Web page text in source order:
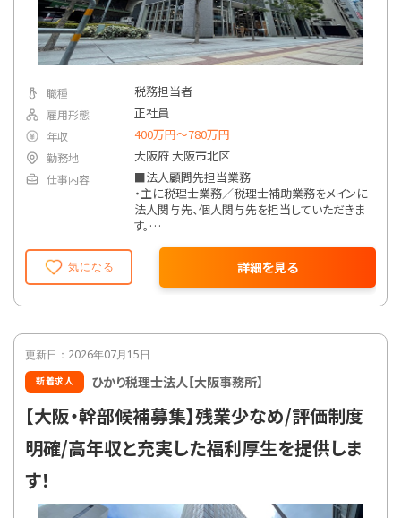
気になる 詳細を見る
職種 税務担当者
雇用形態 正社員
年収 400万円〜780万円
勤務地 大阪府 大阪市北区
仕事内容
■法人顧問先担当業務
・主に税理士業務／税理士補助業務をメインに
法人関与先、個人関与先を担当していただきま
す。
改善業務、IT導入補助金の申請サポート、様々
な専門性を持つ提携企業へのビジネスマッチン
グなど、付加価値の高いサービスにも取り組ん
でいます。お客様の多様なニーズに対応できる
積むことが可能です。
更新日：2026年07月15日
新着求人 ひかり税理士法人【大阪事務所】
【大阪・幹部候補募集】残業少なめ/評価制度
明確/高年収と充実した福利厚生を提供しま
す！